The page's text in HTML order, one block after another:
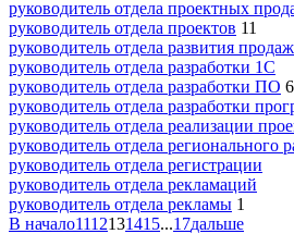
руководитель отдела проектных
руководитель отдела проектов 11
руководитель отдела развития продаж
руководитель отдела разработки 1С
руководитель отдела разработки ПО 6
руководитель отдела разработки
руководитель отдела реализации
руководитель отдела регионального
руководитель отдела регистрации
руководитель отдела рекламаций
руководитель отдела рекламы 1
В начало1112131415...17дальше